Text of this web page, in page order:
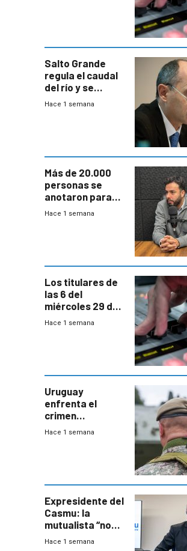
Salto Grande
regula el caudal
del río y se
prepara para un
Hace 1 semana
Más de 20.000
personas se
anotaron para
las pruebas
Hace 1 semana
Los titulares de
las 6 del
miércoles 29 de
julio de 2026
Hace 1 semana
Uruguay
enfrenta el
crimen
organizado con
seguridad
Hace 1 semana
Expresidente del
Casmu: la
mutualista “no
está para pagar”
Hace 1 semana